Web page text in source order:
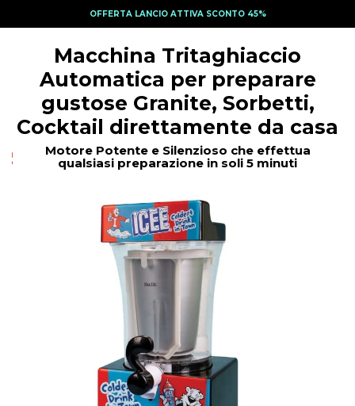
OFFERTA LANCIO ATTIVA SCONTO 45%
Macchina Tritaghiaccio
Automatica per preparare
gustose Granite, Sorbetti,
Cocktail direttamente da casa
Motore Potente e Silenzioso che effettua
qualsiasi preparazione in soli 5 minuti